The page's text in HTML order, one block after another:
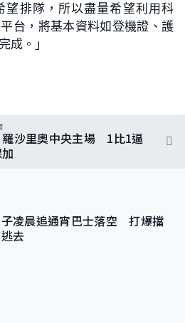
望排隊，所以盡量希望利用科
台，將基本資料如登機證、護
成。」
羅沙里奧中央主場 1比1逼
子凌晨追通宵巴士落空 打爆擋
去